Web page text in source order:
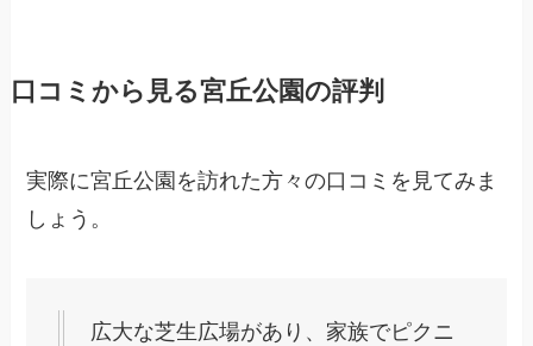
口コミから見る宮丘公園の評判
実際に宮丘公園を訪れた方々の口コミを見てみま
しょう。
広大な芝生広場があり、家族でピクニ